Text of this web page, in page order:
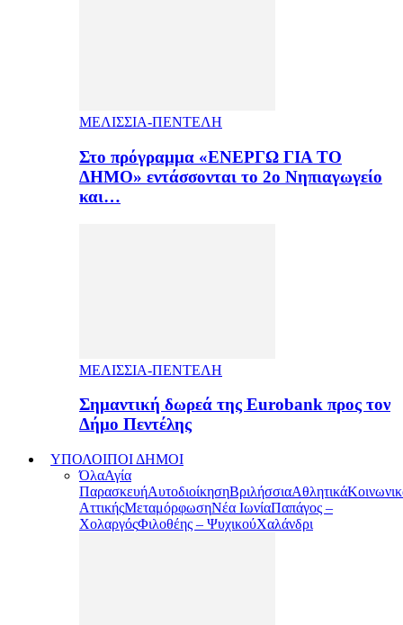
ΜΕΛΙΣΣΙΑ-ΠΕΝΤΕΛΗ
Στο πρόγραμμα «ΕΝΕΡΓΩ ΓΙΑ ΤΟ
ΔΗΜΟ» εντάσσονται το 2ο Νηπιαγωγείο
και…
ΜΕΛΙΣΣΙΑ-ΠΕΝΤΕΛΗ
Σημαντική δωρεά της Eurobank προς τον
Δήμο Πεντέλης
ΥΠΟΛΟΙΠΟΙ ΔΗΜΟΙ
ΌλαΑγία
ΠαρασκευήΑυτοδιοίκησηΒριλήσσιαΑθλητικά
ΑττικήςΜεταμόρφωσηΝέα ΙωνίαΠαπάγος –
ΧολαργόςΦιλοθέης – ΨυχικούΧαλάνδρι